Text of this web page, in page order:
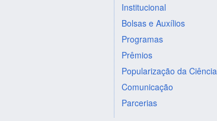
Institucional
Bolsas e Auxílios
Programas
Prêmios
Popularização da Ciência
Comunicação
Parcerias